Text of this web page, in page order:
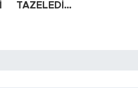
TAZELEDİ…